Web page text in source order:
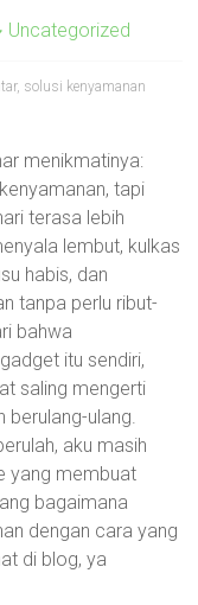
Uncategorized
solusi kenyamanan
menikmatinya:
tapi
terasa lebih
lembut, kulkas
habis, dan
tanpa perlu ribut-
bahwa
itu sendiri,
saling mengerti
berulang-ulang.
aku masih
yang membuat
bagaimana
dengan cara yang
di blog, ya